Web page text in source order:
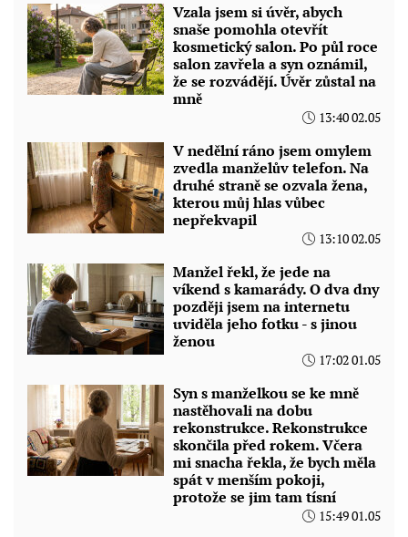
Vzala jsem si úvěr, abych
snaše pomohla otevřít
kosmetický salon. Po půl roce
salon zavřela a syn oznámil,
že se rozvádějí. Úvěr zůstal na
mně
13:40 02.05
V nedělní ráno jsem omylem
zvedla manželův telefon. Na
druhé straně se ozvala žena,
kterou můj hlas vůbec
nepřekvapil
13:10 02.05
Manžel řekl, že jede na
víkend s kamarády. O dva dny
později jsem na internetu
uviděla jeho fotku - s jinou
ženou
17:02 01.05
Syn s manželkou se ke mně
nastěhovali na dobu
rekonstrukce. Rekonstrukce
skončila před rokem. Včera
mi snacha řekla, že bych měla
spát v menším pokoji,
protože se jim tam tísní
15:49 01.05